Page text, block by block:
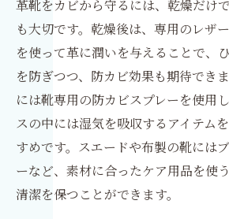
革靴をカビから守るには、乾燥だけ
も大切です。乾燥後は、専用のレザ
を使って革に潤いを与えることで、
を防ぎつつ、防カビ効果も期待でき
には靴専用の防カビスプレーを使用
スの中には湿気を吸収するアイテム
すめです。スエードや布製の靴には
ーなど、素材に合ったケア用品を使
清潔を保つことができます。